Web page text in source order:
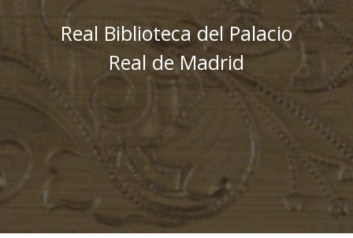
Real Biblioteca del Palacio
Real de Madrid